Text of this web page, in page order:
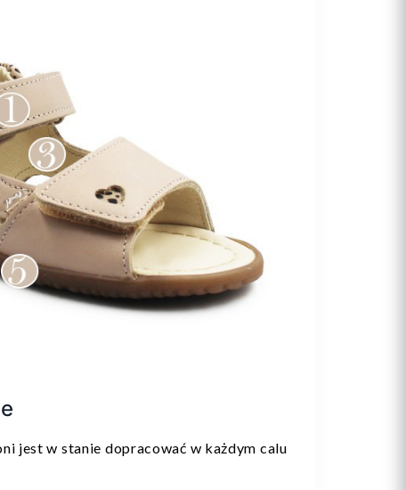
jest w stanie dopracować w każdym calu